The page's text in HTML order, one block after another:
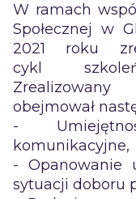
W ramach
Społecznej w
2021 roku
cykl
obejmował
-
komunikacyjne,
- Opanowanie
sytuacji doboru